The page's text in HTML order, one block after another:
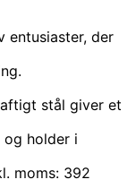
entusiaster, der
stål giver et
og holder i
moms: 392